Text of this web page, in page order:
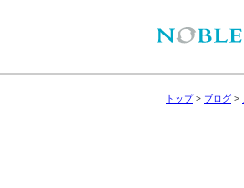
トップ> ブログ >